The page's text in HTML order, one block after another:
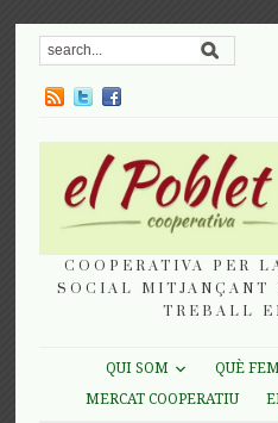
COOPERATIVA PER
SOCIAL
TREBALL
QUI SOM QUÈ FEM
MERCAT COOPERATIU